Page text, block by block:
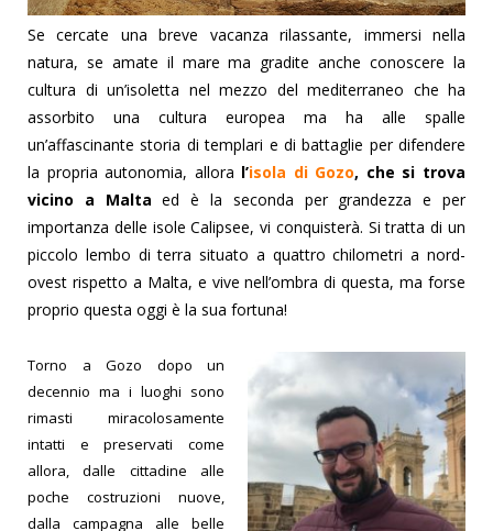
Se cercate una breve vacanza rilassante, immersi nella
natura, se amate il mare ma gradite anche conoscere la
cultura di un’isoletta nel mezzo del mediterraneo che ha
assorbito una cultura europea ma ha alle spalle
un’affascinante storia di templari e di battaglie per difendere
la propria autonomia, allora l’isola di Gozo, che si trova
vicino a Malta ed è la seconda per grandezza e per
importanza delle isole Calipsee, vi conquisterà. Si tratta di un
piccolo lembo di terra situato a quattro chilometri a nord-
ovest rispetto a Malta, e vive nell’ombra di questa, ma forse
proprio questa oggi è la sua fortuna!
Torno a Gozo dopo un
decennio ma i luoghi sono
rimasti miracolosamente
intatti e preservati come
allora, dalle cittadine alle
poche costruzioni nuove,
dalla campagna alle belle